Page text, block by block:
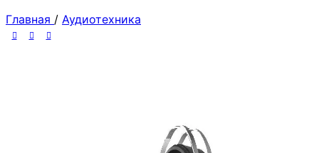
Главная / Аудиотехника